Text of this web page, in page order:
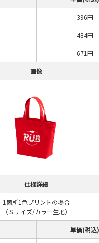
396円
484円
671円
画像
仕様詳細
1箇所1色プリントの場合
（Ｓサイズ/カラー生地）
単価(税込)